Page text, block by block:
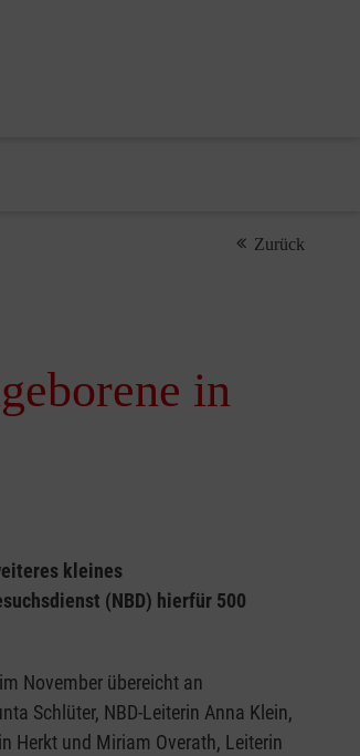
Zurück
in
kleines
(NBD) hierfür 500
November übereicht an
Schlüter, NBD-Leiterin Anna Klein,
Herkt und Miriam Overath, Leiterin